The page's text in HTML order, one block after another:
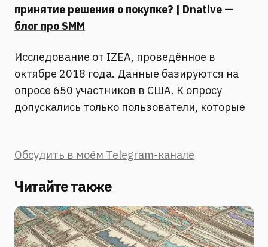
принятие решения о покупке? | Dnative —
блог про SMM
Исследование от IZEA, проведённое в
октябре 2018 года. Данные базируются на
опросе 650 участников в США. К опросу
допускались только пользователи, которые
Обсудить в моём Telegram-канале
Читайте также